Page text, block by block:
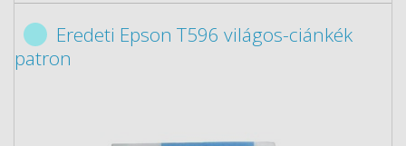
Eredeti Epson T596 világos-ciánkék
patron